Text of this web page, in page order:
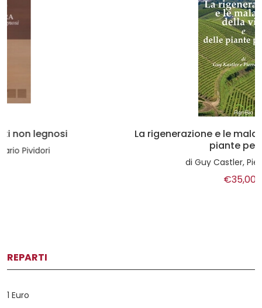
La rigenerazione e le malattie della vite e delle
Guy Castler, Pierre Masson
REPARTI
1 Euro